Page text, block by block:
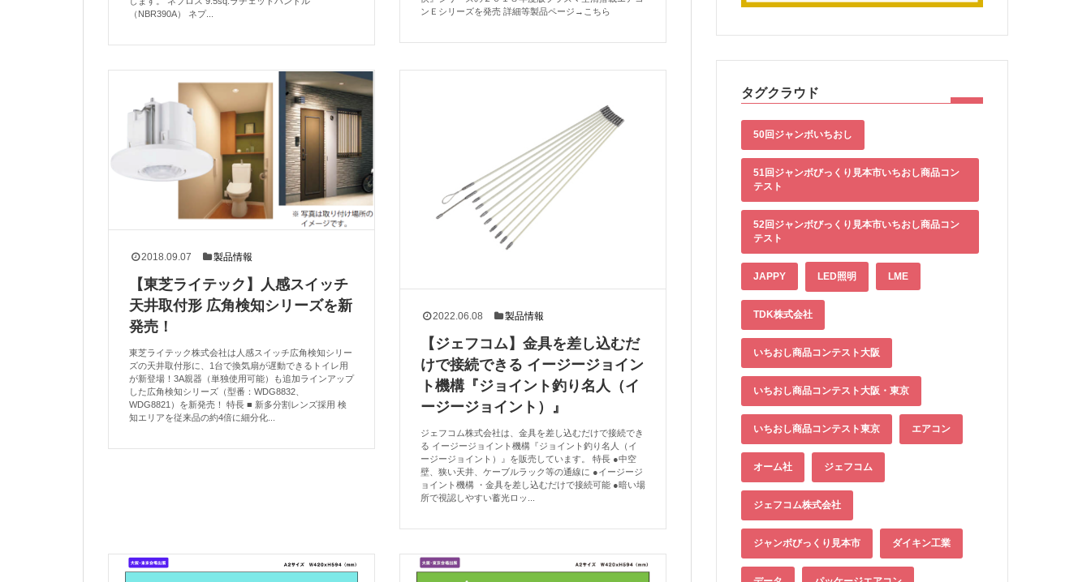
（NBR390A） ネプ...
ンＥシリーズを発売 詳細等製品ページ→こちら
2018.09.07 製品情報
【東芝ライテック】人感スイッチ
天井取付形 広角検知シリーズを新
発売！
東芝ライテック株式会社は人感スイッチ広角検知シリー
ズの天井取付形に、1台で換気扇が遅動できるトイレ用
が新登場！3A親器（単独使用可能）も追加ラインアップ
した広角検知シリーズ（型番：WDG8832、
WDG8821）を新発売！ 特長 ■ 新多分割レンズ採用 検
知エリアを従来品の約4倍に細分化...
2022.06.08 製品情報
【ジェフコム】金具を差し込むだ
けで接続できる イージージョイン
ト機構『ジョイント釣り名人（イ
ージージョイント）』
ジェフコム株式会社は、金具を差し込むだけで接続でき
る イージージョイント機構『ジョイント釣り名人（イ
ージージョイント）』を販売しています。 特長 ●中空
壁、狭い天井、ケーブルラック等の通線に ●イージージ
ョイント機構 ・金具を差し込むだけで接続可能 ●暗い場
所で視認しやすい蓄光ロッ...
タグクラウド
50回ジャンボいちおし
51回ジャンボびっくり見本市いちおし商品コン
テスト
52回ジャンボびっくり見本市いちおし商品コン
テスト
JAPPY LED照明 LME
TDK株式会社
いちおし商品コンテスト大阪
いちおし商品コンテスト大阪・東京
いちおし商品コンテスト東京 エアコン
オーム社 ジェフコム
ジェフコム株式会社
ジャンボびっくり見本市 ダイキン工業